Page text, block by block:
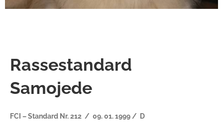
Rassestandard
Samojede
FCI – Standard Nr. 212 / 09. 01. 1999 / D